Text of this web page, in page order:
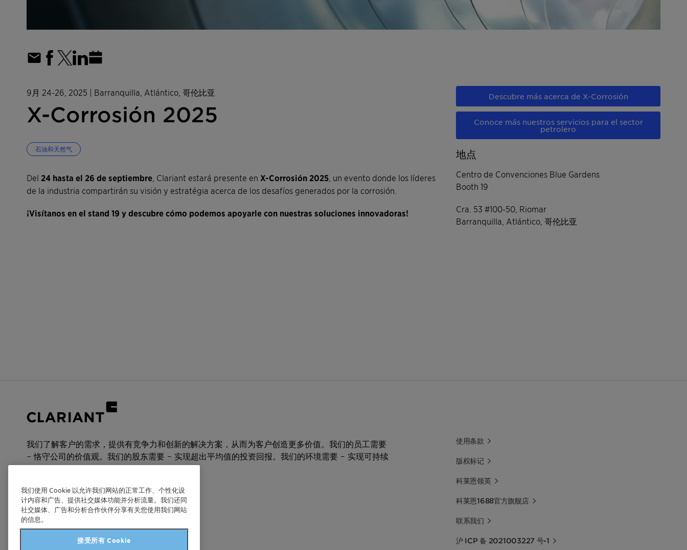
9月 24-26, 2025 | Barranquilla, Atlántico, 哥伦比亚
X-Corrosión 2025
石油和天然气
Del 24 hasta el 26 de septiembre , Clariant estará presente en X-Corrosión 2025 , un evento donde los líderes
de la industria compartirán su visión y estratégia acerca de los desafíos generados por la corrosión.
¡Visítanos en el stand 19 y descubre cómo podemos apoyarle con nuestras soluciones innovadoras!
Descubre más acerca de X-Corrosión
Conoce más nuestros servicios para el sector
petrolero
地点
Centro de Convenciones Blue Gardens
Booth 19
Cra. 53 #100-50, Riomar
Barranquilla, Atlántico, 哥伦比亚
我们了解客户的需求，提供有竞争力和创新的解决方案，从而为客户创造更多价值。我们的员工需要
– 恪守公司的价值观。我们的股东需要 – 实现超出平均值的投资回报。我们的环境需要 – 实现可持续
发展。
科莱恩中国
官方微信公众号
使用条款
版权标记
科莱恩领英
科莱恩1688官方旗舰店
联系我们
沪 ICP 备 2021003227 号-1
我们使用 Cookie 以允许我们网站的正常工作、个性化设
计内容和广告、提供社交媒体功能并分析流量。我们还同
社交媒体、广告和分析合作伙伴分享有关您使用我们网站
的信息。
接受所有 Cookie